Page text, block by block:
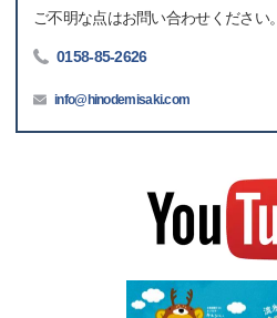
ご不明な点はお問い合わせください。
0158-85-2626
info@hinodemisaki.com